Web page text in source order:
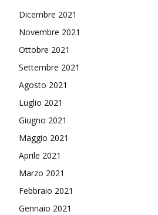
Dicembre 2021
Novembre 2021
Ottobre 2021
Settembre 2021
Agosto 2021
Luglio 2021
Giugno 2021
Maggio 2021
Aprile 2021
Marzo 2021
Febbraio 2021
Gennaio 2021